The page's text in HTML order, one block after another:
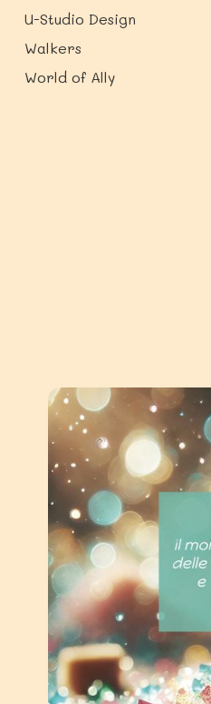
U-Studio Design
Walkers
World of Ally